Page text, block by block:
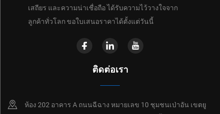
เสถียร และความน่าเชื่อถือ ได้รับความไว้วางใจจาก
ลูกค้าทั่วโลก ขอใบเสนอราคาได้ตั้งแต่วันนี้
ติดต่อเรา
ห้อง 202 อาคาร A ถนนฉีฉาง หมายเลข 10 ชุมชนเป่าอัน เขตยู